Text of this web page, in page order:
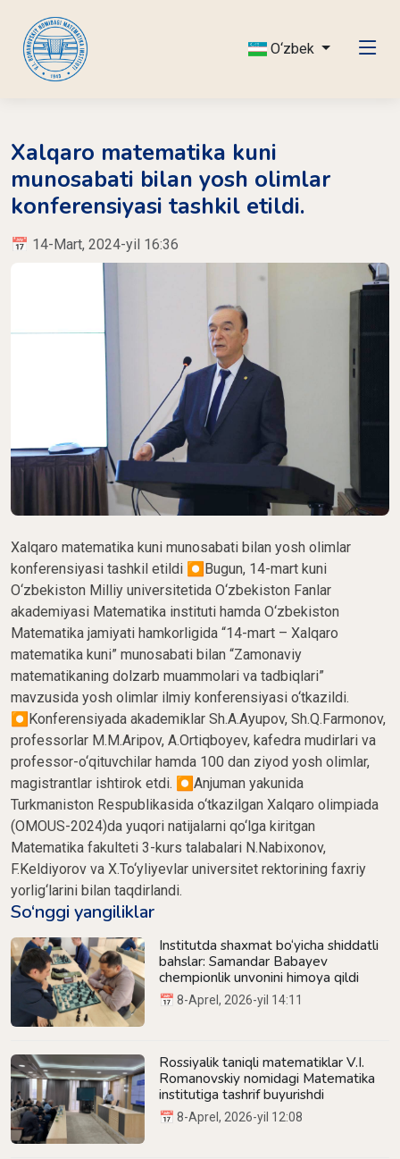
O‘zbek
Xalqaro matematika kuni
munosabati bilan yosh olimlar
konferensiyasi tashkil etildi.
📅 14-Mart, 2024-yil 16:36
Xalqaro matematika kuni munosabati bilan yosh olimlar
konferensiyasi tashkil etildi ⏺Bugun, 14-mart kuni
O‘zbekiston Milliy universitetida O‘zbekiston Fanlar
akademiyasi Matematika instituti hamda O‘zbekiston
Matematika jamiyati hamkorligida “14-mart – Xalqaro
matematika kuni” munosabati bilan “Zamonaviy
matematikaning dolzarb muammolari va tadbiqlari”
mavzusida yosh olimlar ilmiy konferensiyasi o‘tkazildi.
⏺Konferensiyada akademiklar Sh.A.Ayupov, Sh.Q.Farmonov,
professorlar M.M.Aripov, A.Ortiqboyev, kafedra mudirlari va
professor-o‘qituvchilar hamda 100 dan ziyod yosh olimlar,
magistrantlar ishtirok etdi. ⏺Anjuman yakunida
Turkmaniston Respublikasida o‘tkazilgan Xalqaro olimpiada
(OMOUS-2024)da yuqori natijalarni qo‘lga kiritgan
Matematika fakulteti 3-kurs talabalari N.Nabixonov,
F.Keldiyorov va X.To‘yliyevlar universitet rektorining faxriy
yorlig‘larini bilan taqdirlandi.
So‘nggi yangiliklar
Institutda shaxmat bo‘yicha shiddatli
bahslar: Samandar Babayev
chempionlik unvonini himoya qildi
📅 8-Aprel, 2026-yil 14:11
Rossiyalik taniqli matematiklar V.I.
Romanovskiy nomidagi Matematika
institutiga tashrif buyurishdi
📅 8-Aprel, 2026-yil 12:08